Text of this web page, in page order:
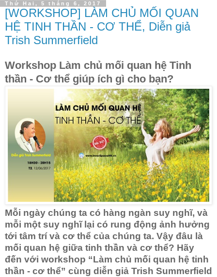
Thứ Hai, 5 tháng 6, 2017
[WORKSHOP] LÀM CHỦ MỐI QUAN
HỆ TINH THẦN - CƠ THỂ, Diễn giả
Trish Summerfield
Workshop Làm chủ mối quan hệ Tinh
thần - Cơ thể giúp ích gì cho bạn?
Mỗi ngày chúng ta có hàng ngàn suy nghĩ, và
mỗi một suy nghĩ lại có rung động ảnh hưởng
tới tâm trí và cơ thể của chúng ta. Vậy đâu là
mối quan hệ giữa tinh thần và cơ thể? Hãy
đến với workshop “Làm chủ mối quan hệ tinh
thần - cơ thể” cùng diễn giả Trish Summerfield